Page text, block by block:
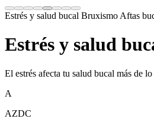
Estrés y salud bucal Bruxismo Aftas
Estrés y salud
El estrés afecta tu salud bucal más de
A
AZDC